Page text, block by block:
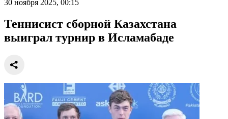
30 ноября 2025, 00:15
Теннисист сборной Казахстана
выиграл турнир в Исламабаде